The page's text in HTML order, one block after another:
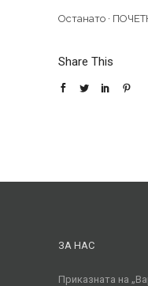
Останато ·
Share This
ЗА НАС
Приказната на